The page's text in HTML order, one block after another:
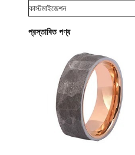
কাস্টমাইজেশন
প্রস্তাবিত পণ্য